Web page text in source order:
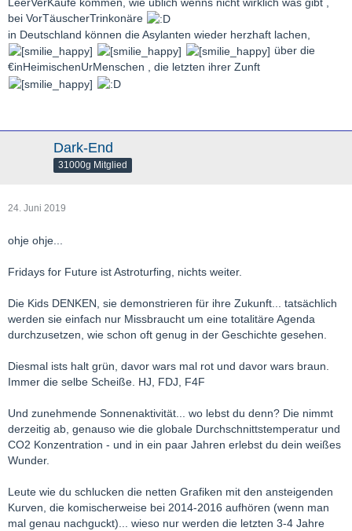
bei VorTäuscherTrinkonäre
in Deutschland können die Asylanten wieder herzhaft lachen,
über die
€inHeimischenUrMenschen , die letzten ihrer Zunft
Dark-End
31000g Mitglied
24. Juni 2019
ohje ohje...
Fridays for Future ist Astroturfing, nichts weiter.
Die Kids DENKEN, sie demonstrieren für ihre Zukunft... tatsächlich
werden sie einfach nur Missbraucht um eine totalitäre Agenda
durchzusetzen, wie schon oft genug in der Geschichte gesehen.
Diesmal ists halt grün, davor wars mal rot und davor wars braun.
Immer die selbe Scheiße. HJ, FDJ, F4F
Und zunehmende Sonnenaktivität... wo lebst du denn? Die nimmt
derzeitig ab, genauso wie die globale Durchschnittstemperatur und
CO2 Konzentration - und in ein paar Jahren erlebst du dein weißes
Wunder.
Leute wie du schlucken die netten Grafiken mit den ansteigenden
Kurven, die komischerweise bei 2014-2016 aufhören (wenn man
mal genau nachguckt)... wieso nur werden die letzten 3-4 Jahre